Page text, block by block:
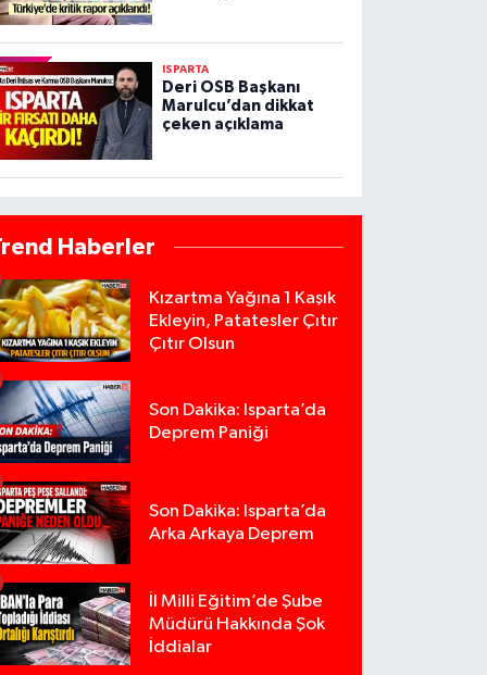
ISPARTA
Deri OSB Başkanı
Marulcu’dan dikkat
çeken açıklama
Haberler
Kızartma Yağına 1 Kaşık
Ekleyin, Patatesler Çıtır
Çıtır Olsun
Son Dakika: Isparta’da
Deprem Paniği
Son Dakika: Isparta’da
Arka Arkaya Deprem
İl Milli Eğitim’de Şube
Müdürü Hakkında Şok
İddialar